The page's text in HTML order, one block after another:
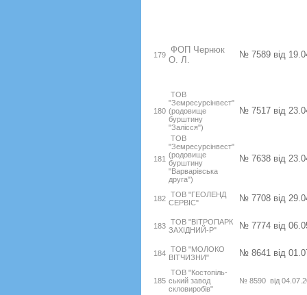
179 ФОП Чернюк
О. Л.
№ 7589 від
180
ТОВ
"Земресурсінвест"
(родовище
бурштину
"Залісся")
№ 7517 від
181
ТОВ
"Земресурсінвест"
(родовище
бурштину
"Варварівська
друга")
№ 7638 від
182 ТОВ "ГЕОЛЕНД
СЕРВІС"
№ 7708 від
183 ТОВ "ВІТРОПАРК
ЗАХІДНИЙ-Р"
№ 7774 від
184 ТОВ "МОЛОКО
ВІТЧИЗНИ"
№ 8641 від
185
ТОВ "Костопіль-
ський завод
скловиробів"
№ 8590 від